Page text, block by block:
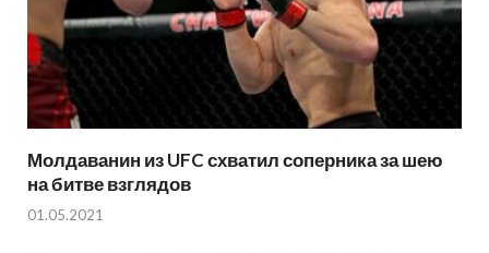
Молдаванин из UFC схватил соперника за шею
на битве взглядов
01.05.2021